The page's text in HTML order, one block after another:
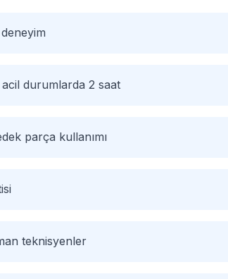
durumlarda 2 saat
parça kullanımı
teknisyenler